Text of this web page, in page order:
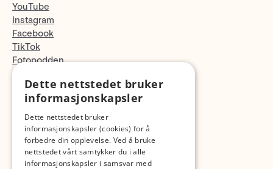
YouTube
Instagram
Facebook
TikTok
Fotopodden
Med forbehold om skrive- og lagerfeil
Dette nettstedet bruker
informasjonskapsler
Dette nettstedet bruker
informasjonskapsler (cookies) for å
forbedre din opplevelse. Ved å bruke
nettstedet vårt samtykker du i alle
informasjonskapsler i samsvar med